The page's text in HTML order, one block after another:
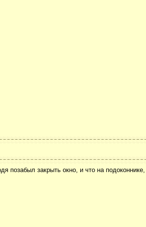
позабыл закрыть окно, и что на